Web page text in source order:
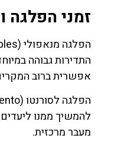
זמני הפלגה
התדירות גבוהה
אפשרית ברוב
מעבר מרכזית.